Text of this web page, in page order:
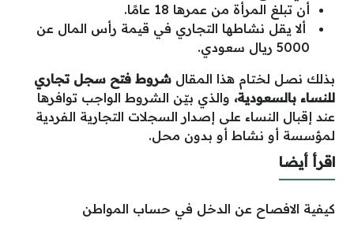
أن تبلغ المرأة من عمرها 18 عامًا.
ألا يقل نشاطها التجاري في قيمة رأس المال عن
5000 ريال سعودي.
بذلك نصل لختام هذا المقال شروط فتح سجل تجاري
للنساء بالسعودية، والذي بيّن الشروط الواجب توافرها
عند إقبال النساء على إصدار السجلات التجارية الفردية
لمؤسسة أو نشاط أو بدون محل.
اقرأ أيضا
كيفية الافصاح عن الدخل في حساب المواطن